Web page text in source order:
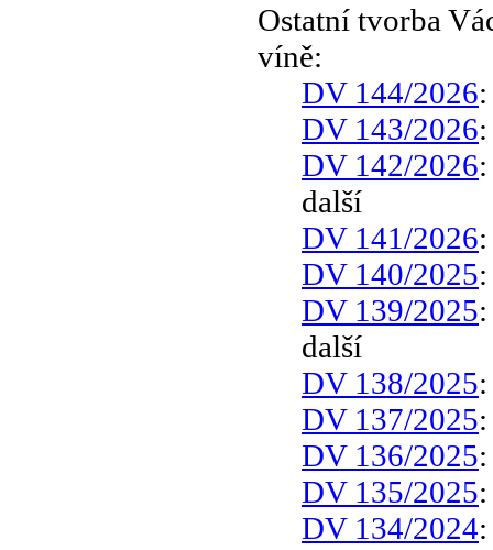
Ostatní tvorba
víně:
DV 144/2026
DV 143/2026
DV 142/2026
další
DV 141/2026
DV 140/2025
DV 139/2025
další
DV 138/2025
DV 137/2025
DV 136/2025
DV 135/2025
DV 134/2024